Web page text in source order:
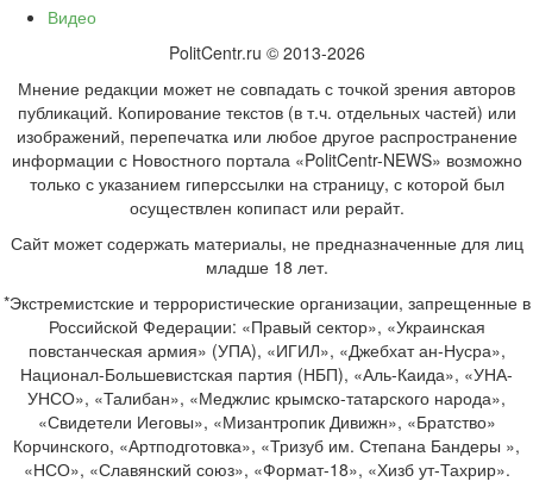
Видео
PolitCentr.ru © 2013-2026
Мнение редакции может не совпадать с точкой зрения авторов
публикаций. Копирование текстов (в т.ч. отдельных частей) или
изображений, перепечатка или любое другое распространение
информации с Новостного портала «PolitCentr-NEWS» возможно
только с указанием гиперссылки на страницу, с которой был
осуществлен копипаст или рерайт.
Сайт может содержать материалы, не предназначенные для лиц
младше 18 лет.
*Экстремистские и террористические организации, запрещенные в
Российской Федерации: «Правый сектор», «Украинская
повстанческая армия» (УПА), «ИГИЛ», «Джебхат ан-Нусра»,
Национал-Большевистская партия (НБП), «Аль-Каида», «УНА-
УНСО», «Талибан», «Меджлис крымско-татарского народа»,
«Свидетели Иеговы», «Мизантропик Дивижн», «Братство»
Корчинского, «Артподготовка», «Тризуб им. Степана Бандеры »,
«НСО», «Славянский союз», «Формат-18», «Хизб ут-Тахрир».